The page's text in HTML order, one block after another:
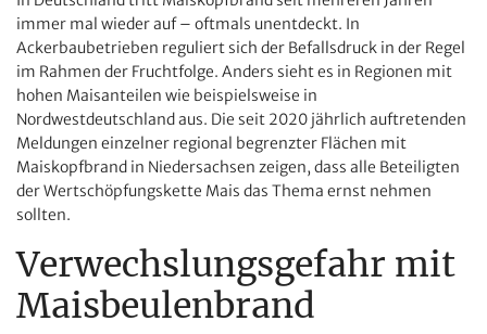
immer mal wieder auf – oftmals unentdeckt. In
Ackerbaubetrieben reguliert sich der Befallsdruck in der Regel
im Rahmen der Fruchtfolge. Anders sieht es in Regionen mit
hohen Maisanteilen wie beispielsweise in
Nordwestdeutschland aus. Die seit 2020 jährlich auftretenden
Meldungen einzelner regional begrenzter Flächen mit
Maiskopfbrand in Niedersachsen zeigen, dass alle Beteiligten
der Wertschöpfungskette Mais das Thema ernst nehmen
sollten.
Verwechslungsgefahr mit
Maisbeulenbrand